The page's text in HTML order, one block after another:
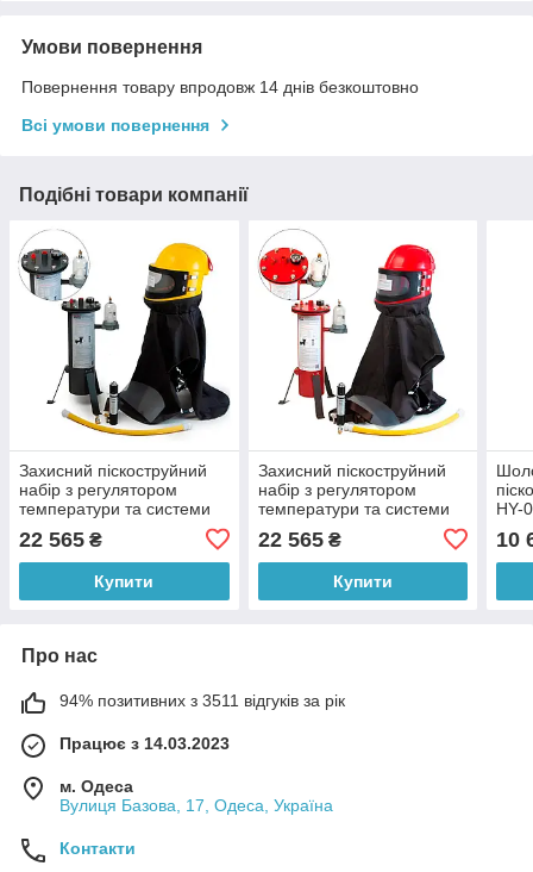
Умови повернення
Повернення товару впродовж 14 днів безкоштовно
Всі умови повернення
Подібні товари компанії
Захисний піскоструйний
набір з регулятором
температури та системи
охолодження бленди HY-
02B ID 2015 (JS)
22 565 ₴
Купити
Захисний піскоструйний
набір з регулятором
температури та системи
охолодження бленди HY-
02A ID 2014 (JS)
22 565₴
Купити
HY-
10
Про нас
94% позитивних з 3511 відгуків за рік
Працює з 14.03.2023
м. Одеса
Вулиця Базова, 17, Одеса, Україна
Контакти